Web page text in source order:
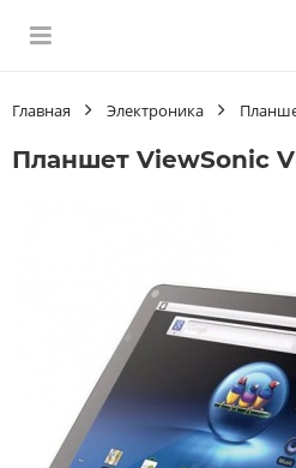
Главная Электроника
Планшет ViewSonic